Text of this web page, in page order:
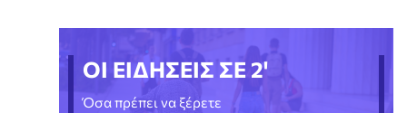
ΟΙ ΕΙΔΗΣΕΙΣ ΣΕ 2'
Όσα πρέπει να ξέρετε